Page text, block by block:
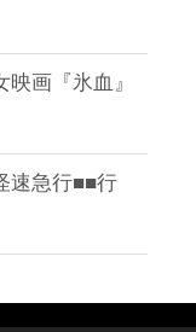
画『氷血』
速急行■■行